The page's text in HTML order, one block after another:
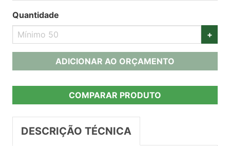
Quantidade
+
ADICIONAR AO ORÇAMENTO
COMPARAR PRODUTO
DESCRIÇÃO TÉCNICA